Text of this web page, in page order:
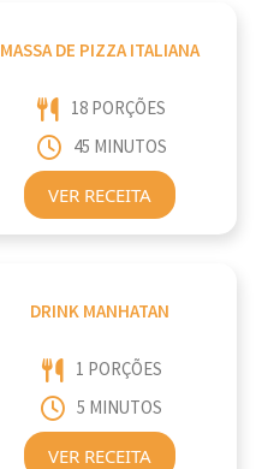
MASSA DE PIZZA ITALIANA
18 PORÇÕES
45 MINUTOS
VER RECEITA
DRINK MANHATAN
1 PORÇÕES
5 MINUTOS
VER RECEITA